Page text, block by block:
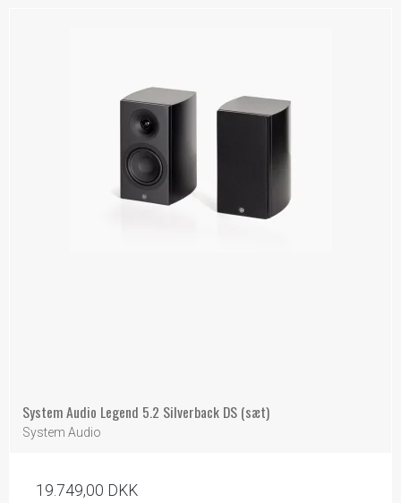
System Audio Legend 5.2 Silverback DS (sæt)
System Audio
19.749,00 DKK